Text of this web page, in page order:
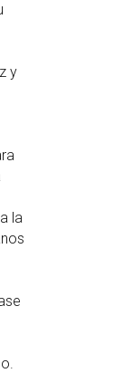
y
la